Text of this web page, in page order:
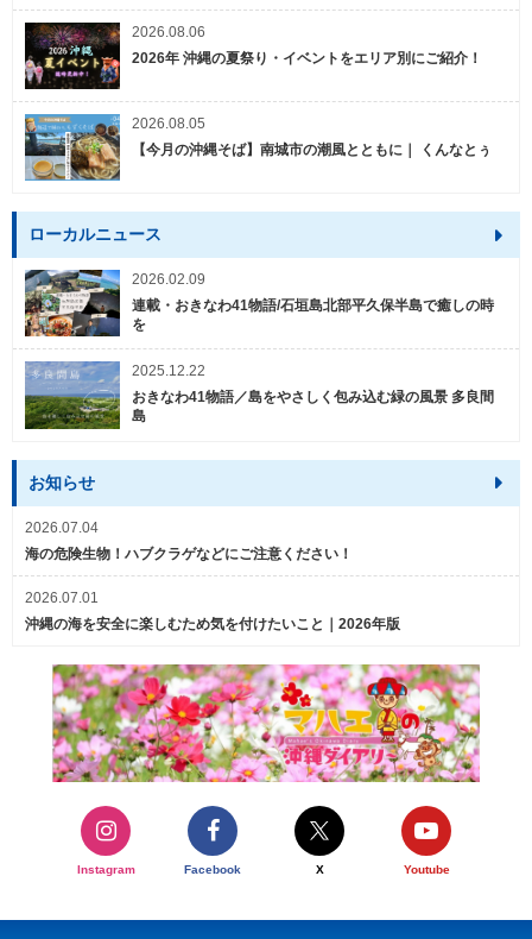
2026.08.06
2026年 沖縄の夏祭り・イベントをエリア別にご紹介！
2026.08.05
【今月の沖縄そば】南城市の潮風とともに｜ くんなとぅ
ローカルニュース
2026.02.09
連載・おきなわ41物語/石垣島北部平久保半島で癒しの時
を
2025.12.22
おきなわ41物語／島をやさしく包み込む緑の風景 多良間
島
お知らせ
2026.07.04
海の危険生物！ハブクラゲなどにご注意ください！
2026.07.01
沖縄の海を安全に楽しむため気を付けたいこと｜2026年版
Instagram Facebook X Youtube